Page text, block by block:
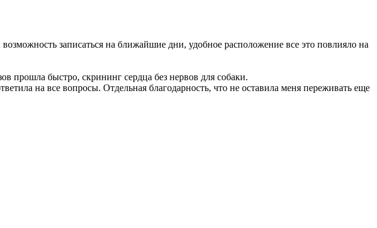
записаться на ближайшие дни, удобное расположение все это повлияло на
прошла быстро, скрининг сердца без нервов для собаки.
на все вопросы. Отдельная благодарность, что не оставила меня переживать еще